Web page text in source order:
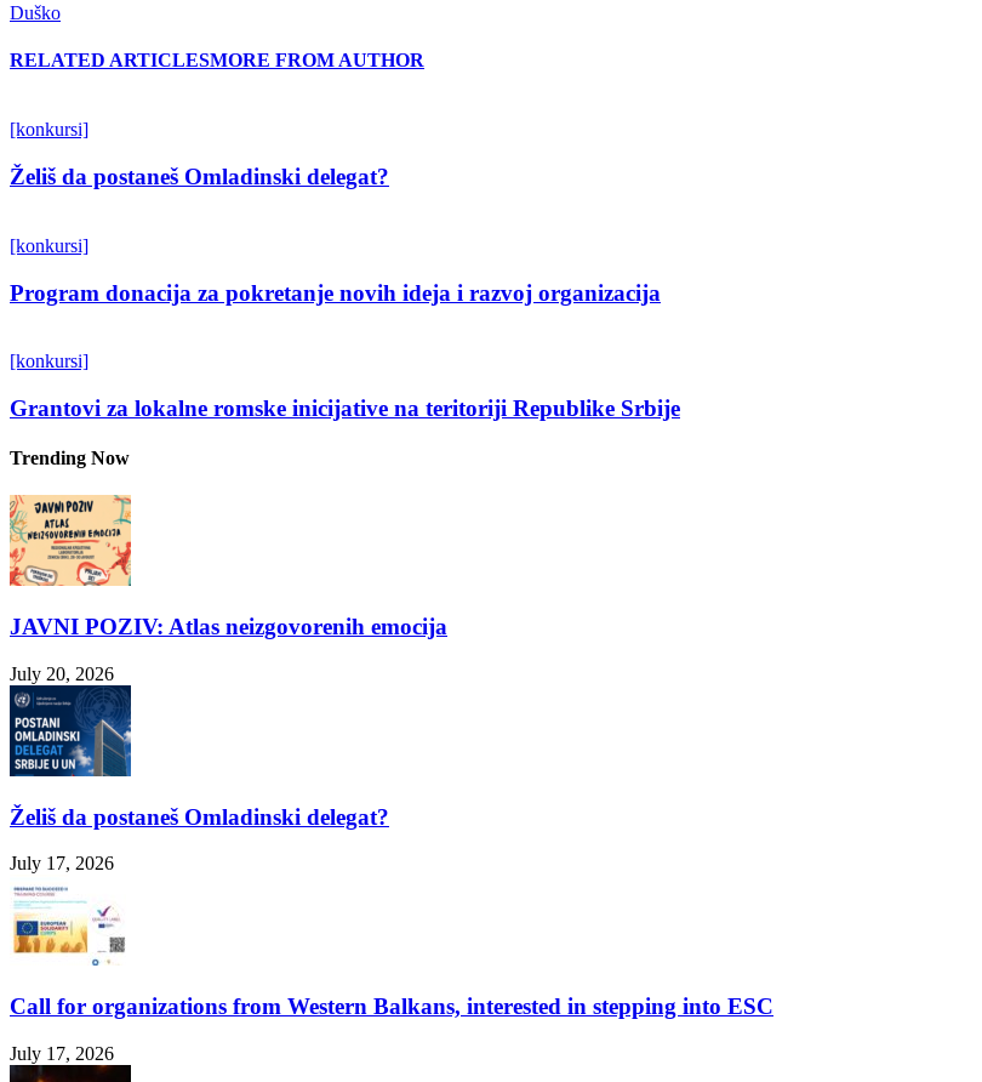
Duško
RELATED ARTICLESMORE FROM AUTHOR
[konkursi]
Želiš da postaneš Omladinski delegat?
[konkursi]
Program donacija za pokretanje novih ideja i razvoj organizacija
[konkursi]
Grantovi za lokalne romske inicijative na teritoriji Republike Srbije
Trending Now
JAVNI POZIV: Atlas neizgovorenih emocija
July 20, 2026
Želiš da postaneš Omladinski delegat?
July 17, 2026
Call for organizations from Western Balkans, interested in stepping into ESC
July 17, 2026